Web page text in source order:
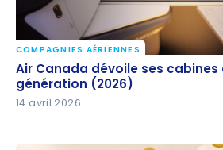
Air Canada dévoile ses cabines
génération (2026)
COMPAGNIES AÉRIENNES
Air Canada dévoile ses cabines
génération (2026)
14 avril 2026